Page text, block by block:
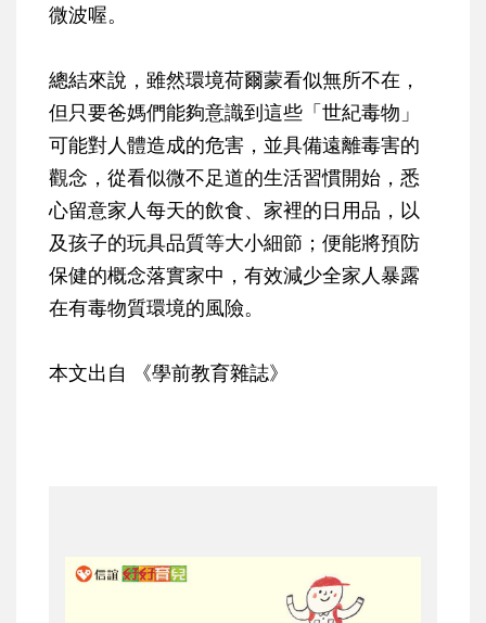
微波喔。
總結來說，雖然環境荷爾蒙看似無所不在，
但只要爸媽們能夠意識到這些「世紀毒物」
可能對人體造成的危害，並具備遠離毒害的
觀念，從看似微不足道的生活習慣開始，悉
心留意家人每天的飲食、家裡的日用品，以
及孩子的玩具品質等大小細節；便能將預防
保健的概念落實家中，有效減少全家人暴露
在有毒物質環境的風險。
本文出自 《學前教育雜誌》